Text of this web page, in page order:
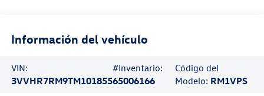
Información del vehículo
VIN:
3VVHR7RM9TM101855
#Inventario:
65006166
Código del
Modelo: RM1VPS